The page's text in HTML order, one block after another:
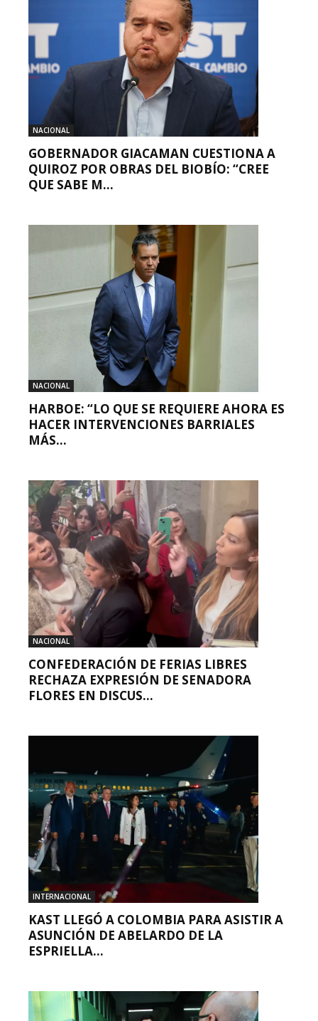
NACIONAL
GOBERNADOR GIACAMAN CUESTIONA A
QUIROZ POR OBRAS DEL BIOBÍO: “CREE
QUE SABE M...
NACIONAL
HARBOE: “LO QUE SE REQUIERE AHORA ES
HACER INTERVENCIONES BARRIALES
MÁS...
NACIONAL
CONFEDERACIÓN DE FERIAS LIBRES
RECHAZA EXPRESIÓN DE SENADORA
FLORES EN DISCUS...
INTERNACIONAL
KAST LLEGÓ A COLOMBIA PARA ASISTIR A
ASUNCIÓN DE ABELARDO DE LA
ESPRIELLA...